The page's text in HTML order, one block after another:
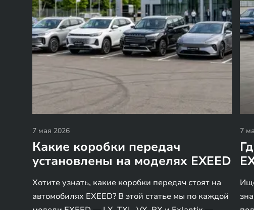
7 мая 2026
Какие коробки передач
установлены на моделях EXEED
Хотите узнать, какие коробки передач стоят на
автомобилях EXEED? В этой статье мы по каждой
7